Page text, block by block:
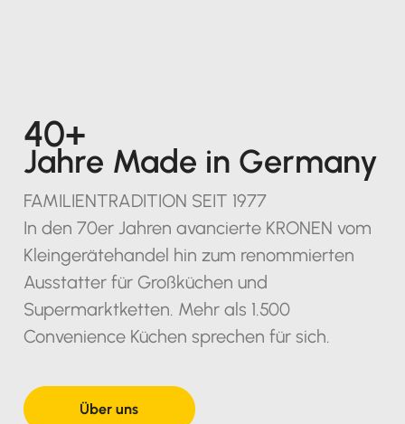
FAMILIENTRADITION SEIT 1977
In den 70er Jahren avancierte KRONEN vom
Kleingerätehandel hin zum renommierten
Ausstatter für Großküchen und
Supermarktketten. Mehr als 1.500
Convenience Küchen sprechen für sich.
Über uns
40+
Jahre Made in Germany